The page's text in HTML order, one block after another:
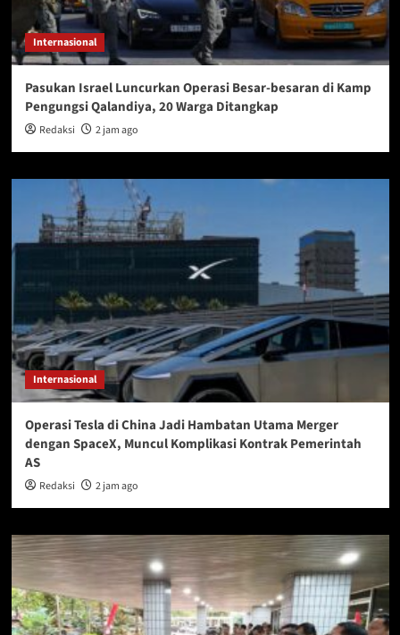
Internasional
Pasukan Israel Luncurkan Operasi Besar-besaran di Kamp
Pengungsi Qalandiya, 20 Warga Ditangkap
Redaksi 2 jam ago
Internasional
Operasi Tesla di China Jadi Hambatan Utama Merger
dengan SpaceX, Muncul Komplikasi Kontrak Pemerintah
AS
Redaksi 2 jam ago